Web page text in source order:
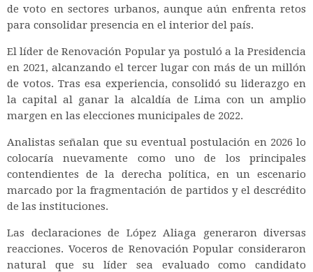
de voto en sectores urbanos, aunque aún enfrenta retos
para consolidar presencia en el interior del país.
El líder de Renovación Popular ya postuló a la Presidencia
en 2021, alcanzando el tercer lugar con más de un millón
de votos. Tras esa experiencia, consolidó su liderazgo en
la capital al ganar la alcaldía de Lima con un amplio
margen en las elecciones municipales de 2022.
Analistas señalan que su eventual postulación en 2026 lo
colocaría nuevamente como uno de los principales
contendientes de la derecha política, en un escenario
marcado por la fragmentación de partidos y el descrédito
de las instituciones.
Las declaraciones de López Aliaga generaron diversas
reacciones. Voceros de Renovación Popular consideraron
natural que su líder sea evaluado como candidato